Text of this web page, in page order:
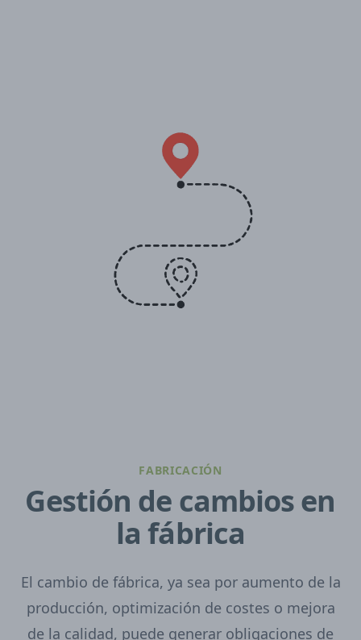
FABRICACIÓN
Gestión de cambios en
la fábrica
El cambio de fábrica, ya sea por aumento de la
producción, optimización de costes o mejora
de la calidad, puede generar obligaciones de